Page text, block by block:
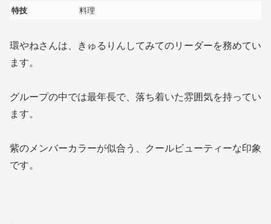
特技 料理
環やねさんは、きゅるりんしてみてのリーダーを務めてい
ます。
グループの中では最年長で、落ち着いた雰囲気を持ってい
ます。
紫のメンバーカラーが似合う、クールビューティーな印象
です。